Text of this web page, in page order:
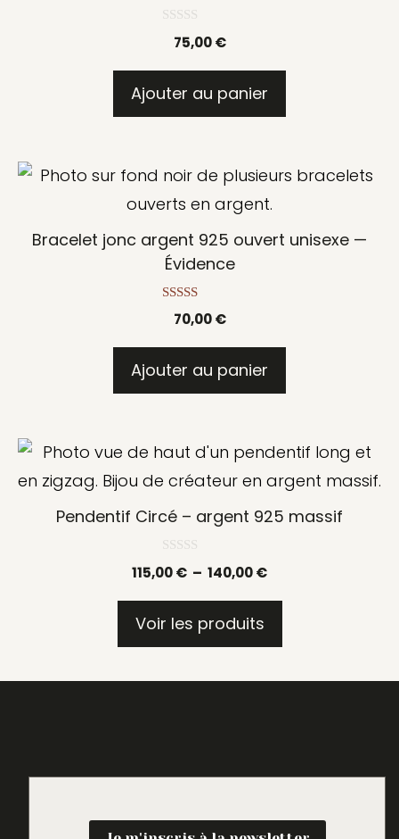
r
5
75,00€
Ajouter au panier
Bracelet jonc argent 925 ouvert unisexe —
Évidence
5.00
sur 5
70,00€
Ajouter au panier
Pendentif Circé – argent 925 massif
0
s
r
5
115,00€ – 140,00€Plage
115,00 €
Voir les produits